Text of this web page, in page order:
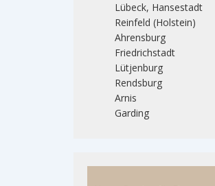
Lübeck, Hansestadt
Reinfeld (Holstein)
Ahrensburg
Friedrichstadt
Lütjenburg
Rendsburg
Arnis
Garding